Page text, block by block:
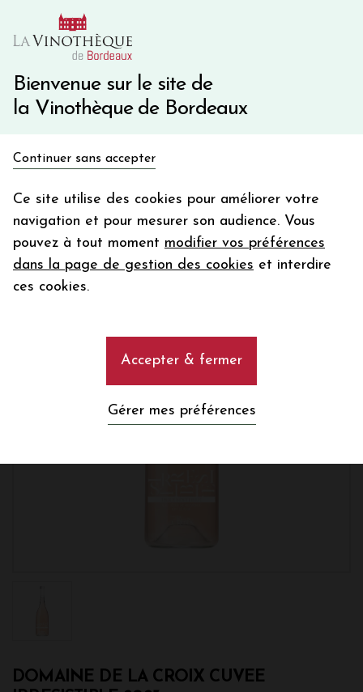
Bienvenue sur le site de
la Vinothèque de Bordeaux
Continuer sans accepter
Ce site utilise des cookies pour améliorer votre
navigation et pour mesurer son audience. Vous
pouvez à tout moment modifier vos préférences
dans la page de gestion des cookies et interdire
ces cookies.
Accepter & fermer
Gérer mes préférences
10€ de remise immédiate sur votre première commande
Une question ?
DOMAINE DE LA CROIX CUVEE IRRESISTIBLE
DOMAINE DE LA CROIX CUVEE
en bon d'achat
Votre
email
En m’abonnant, j’accepte de recevoir la newsletter de la